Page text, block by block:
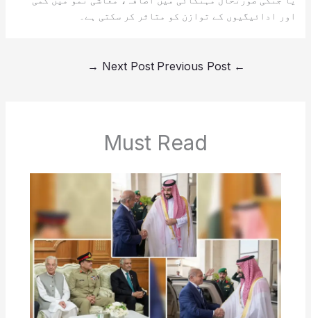
اور ادائیگیوں کے توازن کو متاثر کر سکتی ہے۔
←
Next Post
→
Must Read